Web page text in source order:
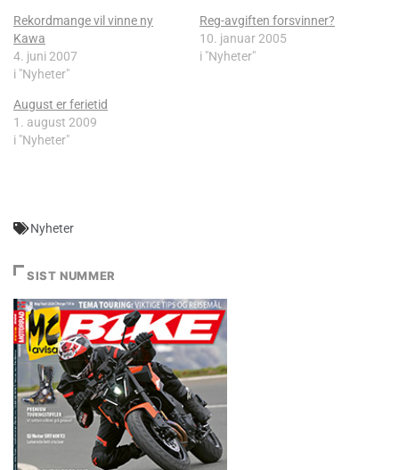
Rekordmange vil vinne ny
Kawa
4. juni 2007
i "Nyheter"
Reg-avgiften forsvinner?
10. januar 2005
i "Nyheter"
August er ferietid
1. august 2009
i "Nyheter"
Nyheter
SIST NUMMER